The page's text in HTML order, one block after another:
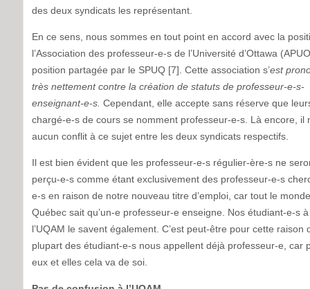
des deux syndicats les représentant.
En ce sens, nous sommes en tout point en accord avec la
l’Association des professeur-e-s de l’Université d’Ottawa
position partagée par le SPUQ [7]. Cette association s’est
très nettement contre la création de statuts de professeur-e-s-
enseignant-e-s. Cependant, elle accepte sans réserve que
chargé-e-s de cours se nomment professeur-e-s. Là encore, il
aucun conflit à ce sujet entre les deux syndicats respectifs.
Il est bien évident que les professeur-e-s régulier-ère-s ne
perçu-e-s comme étant exclusivement des professeur-e-s
e-s en raison de notre nouveau titre d’emploi, car tout le
Québec sait qu’un-e professeur-e enseigne. Nos étudiant-e-s à
l’UQAM le savent également. C’est peut-être pour cette raison
plupart des étudiant-e-s nous appellent déjà professeur-e, car
eux et elles cela va de soi.